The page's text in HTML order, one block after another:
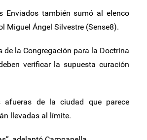
Enviados también sumó al elenco
Miguel Ángel Silvestre (Sense8).
de la Congregación para la Doctrina
verificar la supuesta curación
afueras de la ciudad que parece
llevadas al límite.